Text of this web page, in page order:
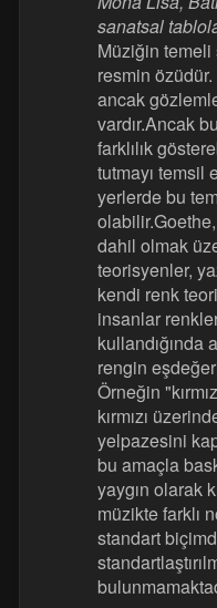
sanatsal
Müziğin
resmin
ancak
vardır.Ancak
farklılık
tutmayı temsil
yerlerde bu
dahil olmak
teorisyenler,
kendi renk
insanlar
kullandığında
rengin
Örneğin
kırmızı
yelpazesini
bu amaçla
yaygın olarak
müzikte farklı
standart